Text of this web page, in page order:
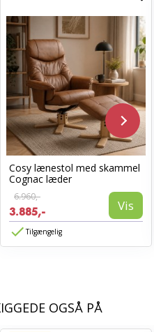
Cosy lænestol med skammel
Cognac læder
6.960,-
3.885,- Vis
Tilgængelig
OGSÅ PÅ